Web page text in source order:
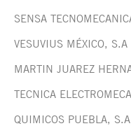
SENSA
VESUVIUS MÉXICO, S.A
MARTIN JUAREZ
TECNICA
QUIMICOS PUEBLA,